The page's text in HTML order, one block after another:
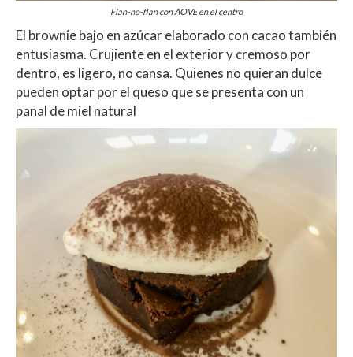
Flan-no-flan con AOVE en el centro
El brownie bajo en azúcar elaborado con cacao también
entusiasma. Crujiente en el exterior y cremoso por
dentro, es ligero, no cansa. Quienes no quieran dulce
pueden optar por el queso que se presenta con un
panal de miel natural